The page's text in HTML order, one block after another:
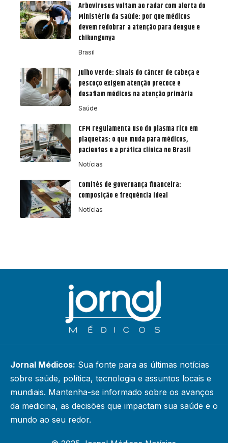
Arboviroses voltam ao radar com alerta do
Ministério da Saúde: por que médicos
devem redobrar a atenção para dengue e
chikungunya
Brasil
Julho Verde: sinais do câncer de cabeça e
pescoço exigem atenção precoce e
desafiam médicos na atenção primária
Saúde
CFM regulamenta uso do plasma rico em
plaquetas: o que muda para médicos,
pacientes e a prática clínica no Brasil
Notícias
Comitês de governança financeira:
composição e frequência ideal
Notícias
Jornal Médicos: Sua fonte para as últimas notícias
sobre saúde, política, tecnologia e assuntos locais e
mundiais. Mantenha-se informado sobre os avanços
da medicina, as decisões que impactam sua saúde e o
mundo ao seu redor.